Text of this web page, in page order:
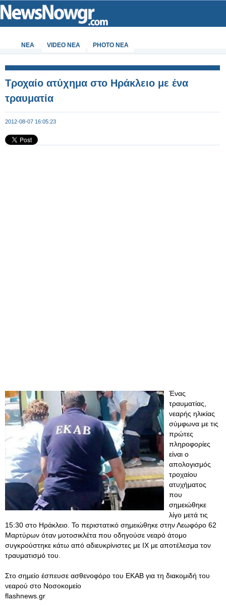
ΝΕΑ VIDEO NEA PHOTO NEA
Τροχαίο ατύχημα στο Ηράκλειο με ένα
τραυματία
2012-08-07 16:05:23
Ένας
τραυματίας,
νεαρής ηλικίας
σύμφωνα με τις
πρώτες
πληροφορίες
είναι ο
απολογισμός
τροχαίου
ατυχήματος
που
σημειώθηκε
λίγο μετά τις
15:30 στο Ηράκλειο. Το περιστατικό σημειώθηκε στην Λεωφόρο 62
Μαρτύρων όταν μοτοσικλέτα που οδηγούσε νεαρό άτομο
συγκρούστηκε κάτω από αδιευκρίνιστες με ΙΧ με αποτέλεσμα τον
τραυματισμό του.
Στο σημείο έσπευσε ασθενοφόρο του ΕΚΑΒ για τη διακομιδή του
νεαρού στο Νοσοκομείο
flashnews.gr